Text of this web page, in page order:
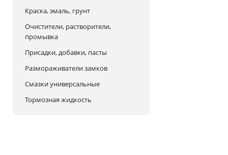
Краска, эмаль, грунт
Очистители, растворители,
промывка
Присадки, добавки, пасты
Размораживатели замков
Смазки универсальные
Тормозная жидкость